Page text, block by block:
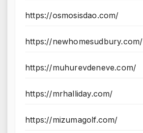
https://osmosisdao.com/
https://newhomesudbury.com/
https://muhurevdeneve.com/
https://mrhalliday.com/
https://mizumagolf.com/